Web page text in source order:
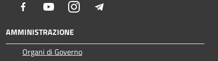
Facebook YoutubeInstagram
AMMINISTRAZIONE
Organi di Governo